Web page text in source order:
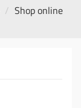
Shop online